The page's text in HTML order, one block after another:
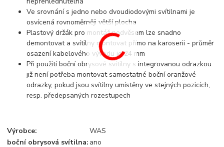
Ve srovnání s jedno nebo dvoudiodovými svítilnami je
osvícená rovnoměrněji větší plocha
Plastový držák pro montáž podvěsem lze snadno
demontovat a svítilny montovat přímo na karoserii - průměr
osazení kabelového vývodu je 24 mm
Při použití boční obrysové svítilny s integrovanou odrazkou
již není potřeba montovat samostatné boční oranžové
odrazky, pokud jsou svítilny umístěny ve stejných pozicích,
resp. předepsaných rozestupech
Výrobce:
WAS
boční obrysová svítilna: ano